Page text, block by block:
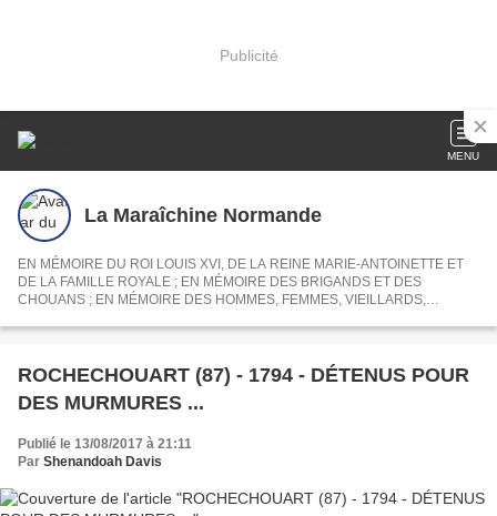
Publicité
MENU
La Maraîchine Normande
EN MÉMOIRE DU ROI LOUIS XVI, DE LA REINE MARIE-ANTOINETTE ET
DE LA FAMILLE ROYALE ; EN MÉMOIRE DES BRIGANDS ET DES
CHOUANS ; EN MÉMOIRE DES HOMMES, FEMMES, VIEILLARDS,
MASSACRÉS ... PAR LA RIPOUBLIFRIC
ROCHECHOUART (87) - 1794 - DÉTENUS POUR
DES MURMURES ...
Publié le 13/08/2017 à 21:11
Par Shenandoah Davis